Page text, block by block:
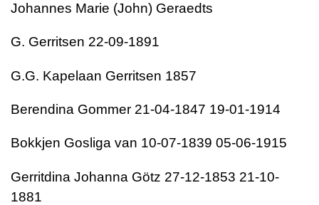
Johannes Marie (John) Geraedts
G. Gerritsen 22-09-1891
G.G. Kapelaan Gerritsen 1857
Berendina Gommer 21-04-1847 19-01-1914
Bokkjen Gosliga van 10-07-1839 05-06-1915
Gerritdina Johanna Götz 27-12-1853 21-10-
1881